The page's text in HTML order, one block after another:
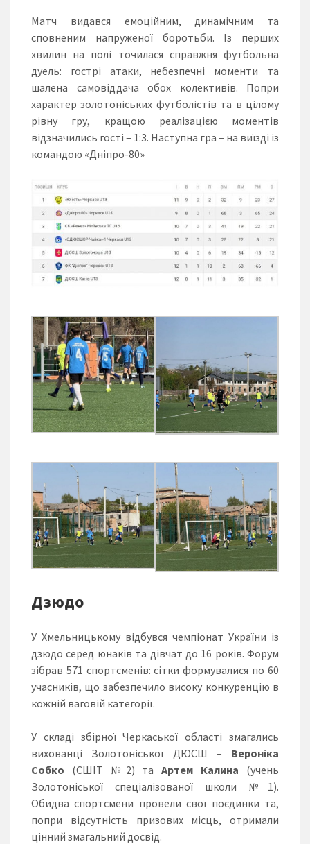
Матч видався емоційним, динамічним та
сповненим напруженої боротьби. Із перших
хвилин на полі точилася справжня футбольна
дуель: гострі атаки, небезпечні моменти та
шалена самовіддача обох колективів. Попри
характер золотоніських футболістів та в цілому
рівну гру, кращою реалізацією моментів
відзначились гості – 1:3. Наступна гра – на виїзді із
командою «Дніпро-80»
Дзюдо
У Хмельницькому відбувся чемпіонат України із
дзюдо серед юнаків та дівчат до 16 років. Форум
зібрав 571 спортсменів: сітки формувалися по 60
учасників, що забезпечило високу конкуренцію в
кожній ваговій категорії.
У складі збірної Черкаської області змагались
вихованці Золотоніської ДЮСШ – Вероніка
Собко (СШІТ №2) таАртем Калина (учень
Золотоніської спеціалізованої школи №1).
Обидва спортсмени провели свої поєдинки та,
попри відсутність призових місць, отримали
цінний змагальний досвід.